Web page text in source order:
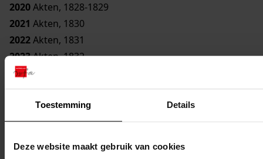
Toestemming Details
Deze website maakt gebruik van cookies
2020Akten, 1828-1829
2021 Akten, 1830
2022Akten, 1831
2023Akten, 1832
2024Akten, 1833
2025Akten, 1834
Akten, 1835
2027Akten, 1836